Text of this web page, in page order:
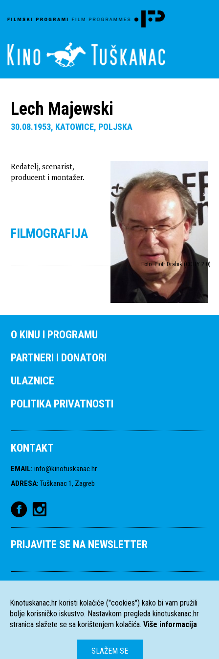
Lech Majewski
30.08.1953, KATOWICE, POLJSKA
Foto: Piotr Drabik (CC BY 2.0)
Redatelj, scenarist,
producent i montažer.
FILMOGRAFIJA
O KINU I PROGRAMU
PARTNERI I DONATORI
ULAZNICE
POLITIKA PRIVATNOSTI
KONTAKT
EMAIL: info@kinotuskanac.hr
ADRESA: Tuškanac 1, Zagreb
PRIJAVITE SE NA NEWSLETTER
Kinotuskanac.hr koristi kolačiće ("cookies") kako bi vam pružili
bolje korisničko iskustvo. Nastavkom pregleda kinotuskanac.hr
stranica slažete se sa korištenjem kolačića. Više informacija
SLAŽEM SE